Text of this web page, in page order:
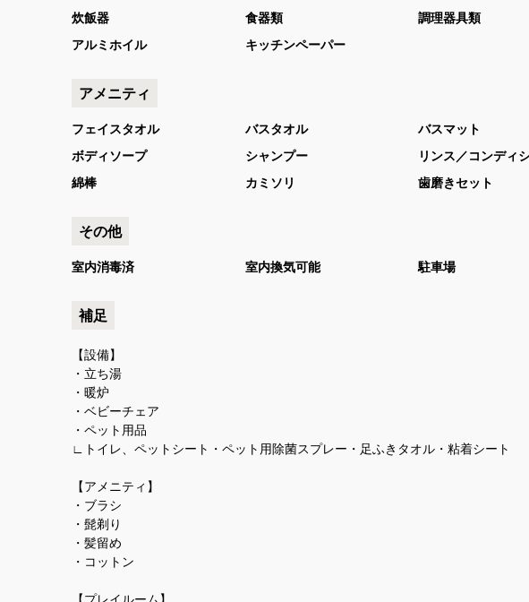
炊飯器
食器類 調理器具類
アルミホイル
キッチンペーパー
アメニティ
フェイスタオル バスタオル バスマット
ボディソープ
シャンプー リンス／コンディ
綿棒
カミソリ 歯磨きセット
その他
室内消毒済 室内換気可能 駐車場
補足
【設備】
・立ち湯
・暖炉
・ベビーチェア
・ペット用品
∟トイレ、ペットシート・ペット用除菌スプレー・足ふきタオル・粘着シート
【アメニティ】
・ブラシ
・髭剃り
・髪留め
・コットン
【プレイルーム】